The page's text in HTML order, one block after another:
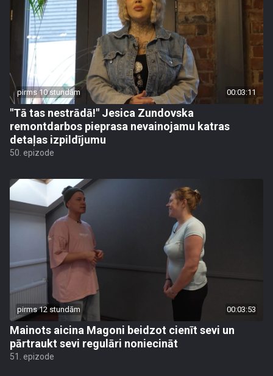
pirms 10 stundām 00:03:11
"Tā tas nestrādā!" Jesica Zundovska
remontdarbos pieprasa nevainojamu katras
detaļas izpildījumu
50. epizode
pirms 12 stundām 00:03:53
Mainots aicina Magoni beidzot cienīt sevi un
pārtraukt sevi regulāri noniecināt
51. epizode